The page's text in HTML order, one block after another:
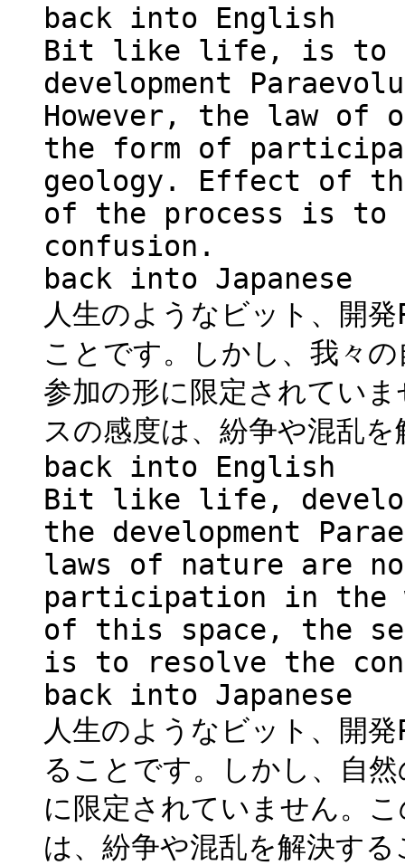
back into English
Bit like life, is to
development
However, the law
the form of
geology. Effect of
of the process is to
confusion.
back into Japanese
人生のようなビット、開
ことです。しかし、我々
参加の形に限定されてい
スの感度は、紛争や混乱
back into English
Bit like life,
the development
laws of nature are
participation in the
of this space, the
is to resolve the
back into Japanese
人生のようなビット、開
ることです。しかし、自
に限定されていません。
は、紛争や混乱を解決す